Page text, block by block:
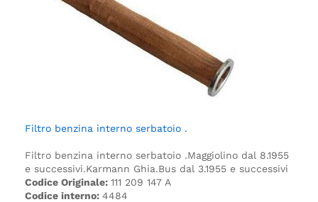
Filtro benzina interno serbatoio .
Filtro benzina interno serbatoio .Maggiolino dal 8.1955
e successivi.Karmann Ghia.Bus dal 3.1955 e successivi
Codice Originale: 111 209 147 A
Codice interno: 4484